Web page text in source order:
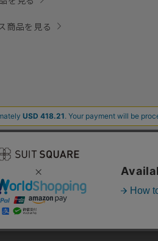
商品を見る
験の向上およびコンテンツの最適
された場合、Cookieの利用に同意し